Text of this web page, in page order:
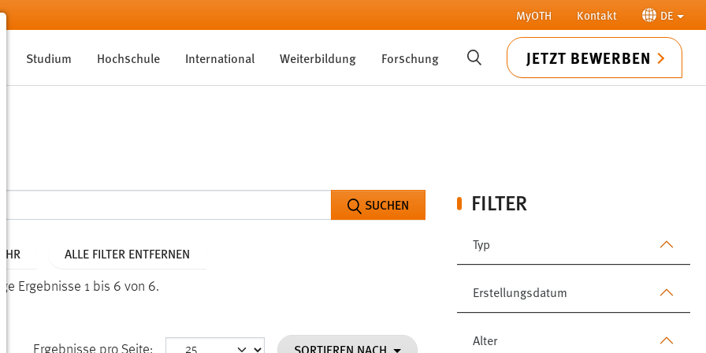
MyOTH Kontakt DE
Studium Hochschule International Weiterbildung Forschung SUCHE JETZT BEWERBEN
FILTER
Typ
Erstellungsdatum
Alter
SUCHEN
ALLE FILTER ENTFERNEN
Ergebnisse 1 bis 6 von 6.
Ergebnisse pro Seite: